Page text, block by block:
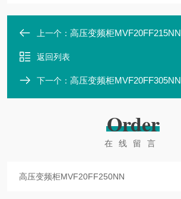
上一个： 高压变频柜MVF20FF215NN
返回列表
下一个： 高压变频柜MVF20FF305NN
Order
在线留言